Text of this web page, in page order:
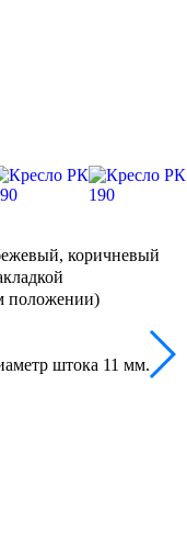
коричневый
положении)
штока 11 мм.